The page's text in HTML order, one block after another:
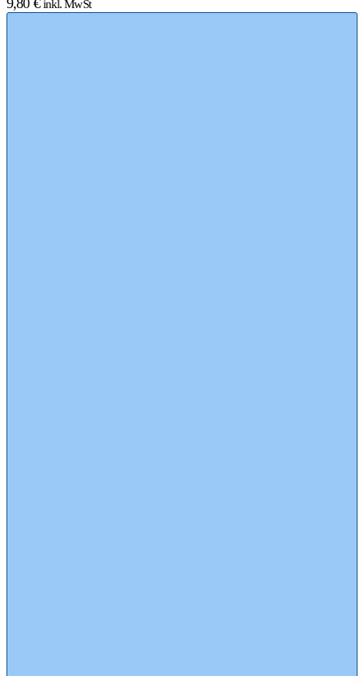
9,80 € inkl. MwSt